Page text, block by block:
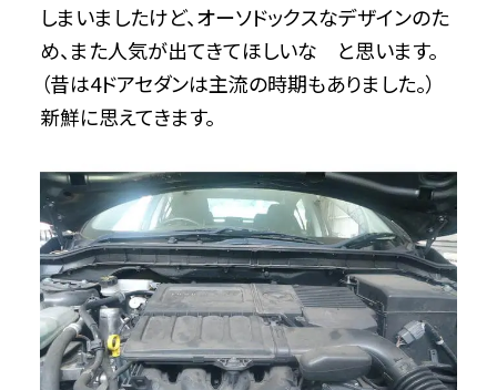
しまいましたけど、オーソドックスなデザインのた
め、また人気が出てきてほしいな と思います。
（昔は4ドアセダンは主流の時期もありました。）
新鮮に思えてきます。